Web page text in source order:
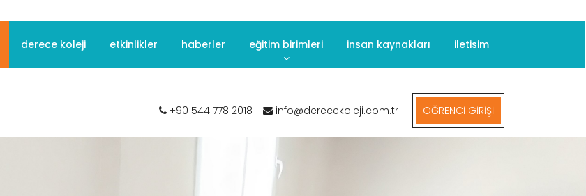
derece koleji etkinlikler haberler eğitim birimleri insan kaynakları iletisim
+90 544 778 2018 info@derecekoleji.com.tr ÖĞRENCİ GİRİŞİ